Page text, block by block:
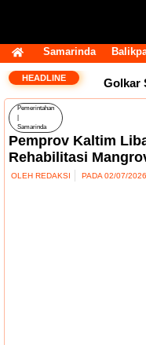
Samarinda
HEADLINE Golkar
Kecaman,
Pemerintahan
Samarinda
Pemprov Kaltim
Rehabilitasi
OLEH REDAKSI PADA 02/07/2026